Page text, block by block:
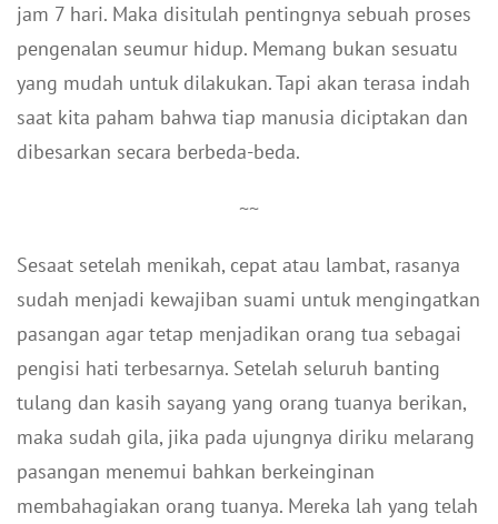
jam 7 hari. Maka disitulah pentingnya sebuah proses
pengenalan seumur hidup. Memang bukan sesuatu
yang mudah untuk dilakukan. Tapi akan terasa indah
saat kita paham bahwa tiap manusia diciptakan dan
dibesarkan secara berbeda-beda.
~~
Sesaat setelah menikah, cepat atau lambat, rasanya
sudah menjadi kewajiban suami untuk mengingatkan
pasangan agar tetap menjadikan orang tua sebagai
pengisi hati terbesarnya. Setelah seluruh banting
tulang dan kasih sayang yang orang tuanya berikan,
maka sudah gila, jika pada ujungnya diriku melarang
pasangan menemui bahkan berkeinginan
membahagiakan orang tuanya. Mereka lah yang telah